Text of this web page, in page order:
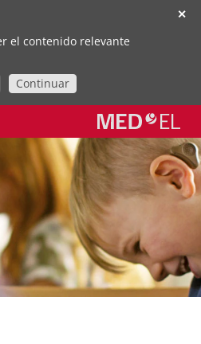
✕
el contenido relevante
Continuar